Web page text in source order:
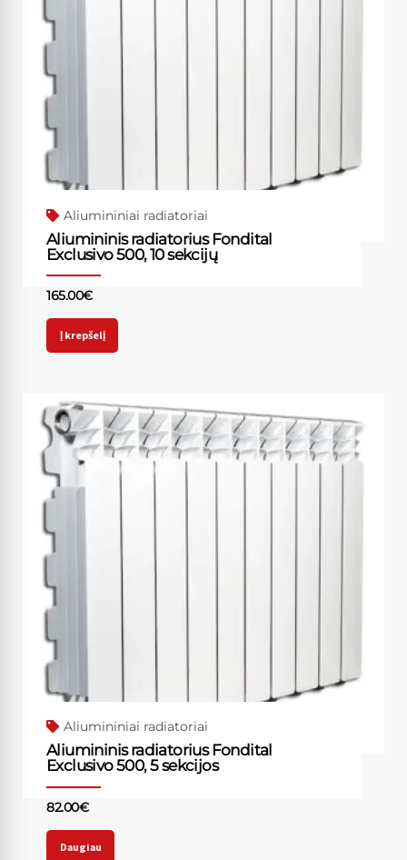
Aliumininiai radiatoriai
Aliumininis radiatorius Fondital
Exclusivo 500, 10 sekcijų
165.00€
Į krepšelį
Aliumininiai radiatoriai
Aliumininis radiatorius Fondital
Exclusivo 500, 5 sekcijos
82.00€
Daugiau